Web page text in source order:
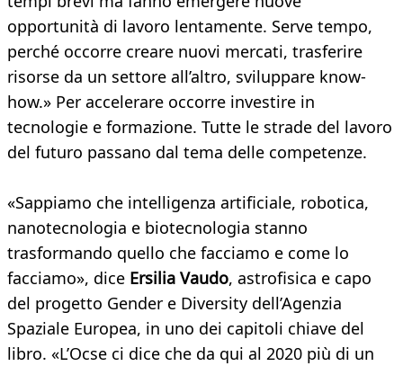
opportunità di lavoro lentamente. Serve tempo,
perché occorre creare nuovi mercati, trasferire
risorse da un settore all’altro, sviluppare know-
how.» Per accelerare occorre investire in
tecnologie e formazione. Tutte le strade del lavoro
del futuro passano dal tema delle competenze.
«Sappiamo che intelligenza artificiale, robotica,
nanotecnologia e biotecnologia stanno
trasformando quello che facciamo e come lo
facciamo», dice Ersilia Vaudo, astrofisica e capo
del progetto Gender e Diversity dell’Agenzia
Spaziale Europea, in uno dei capitoli chiave del
libro. «L’Ocse ci dice che da qui al 2020 più di un